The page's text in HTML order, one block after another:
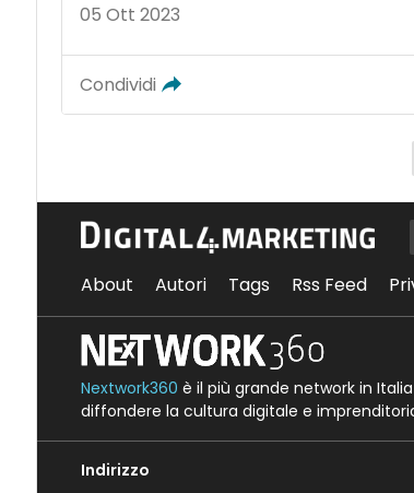
05 Ott 2023
Condividi
About
Autori Tags Rss Feed
Nextwork360 è il più grande network in
diffondere la cultura digitale e
Indirizzo